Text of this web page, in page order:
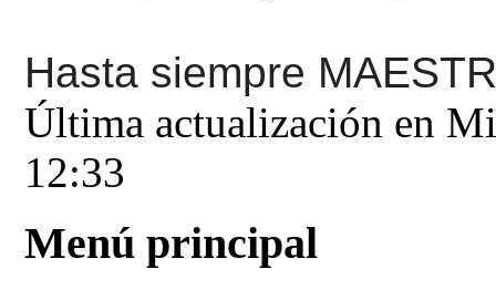
Hasta siempre
Última actualización en
12:33
Menú principal